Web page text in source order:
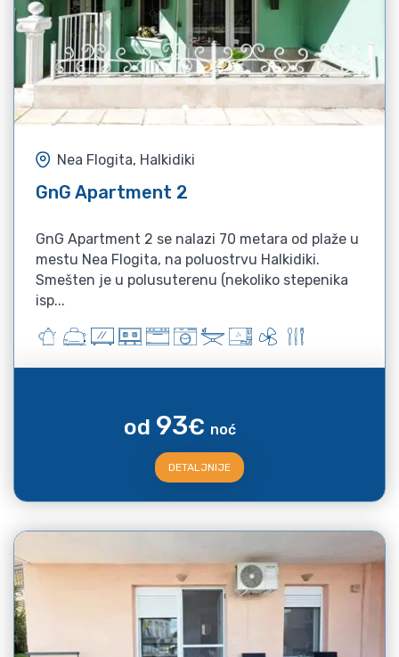
Nea Flogita, Halkidiki
GnG Apartment 2
GnG Apartment 2 se nalazi 70 metara od plaže u
mestu Nea Flogita, na poluostrvu Halkidiki.
Smešten je u polusuterenu (nekoliko stepenika
isp...
od 93€ noć
DETALJNIJE